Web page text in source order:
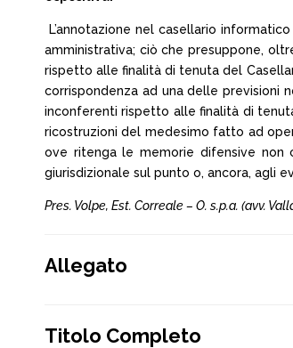
L’annotazione nel casellario
amministrativa; ciò che presuppone,
rispetto alle finalità di tenuta del
corrispondenza ad una delle previsioni
inconferenti rispetto alle finalità di
ricostruzioni del medesimo fatto ad
ove ritenga le memorie difensive non
giurisdizionale sul punto o, ancora, agli
Pres. Volpe, Est. Correale – O. s.p.a. (avv.
Allegato
Titolo Completo